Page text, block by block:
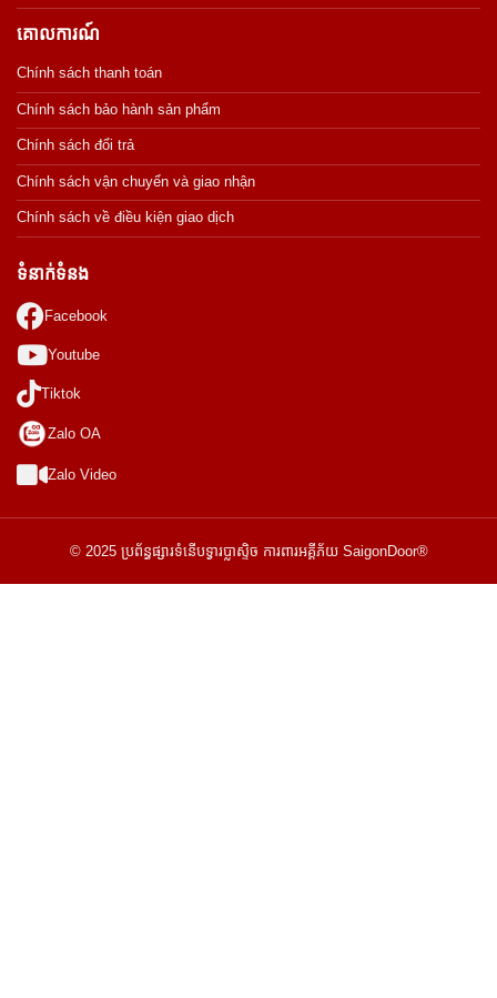
គោលការណ៍
Chính sách thanh toán
Chính sách bảo hành sản phẩm
Chính sách đổi trả
Chính sách vận chuyển và giao nhận
Chính sách về điều kiện giao dịch
ទំនាក់ទំនង
Facebook
Youtube
Tiktok
Zalo OA
Zalo Video
© 2025 ប្រព័ន្ធផ្សារទំនើបទ្វារប្លាស្ទិច ការពារអគ្គីភ័យ SaigonDoor®